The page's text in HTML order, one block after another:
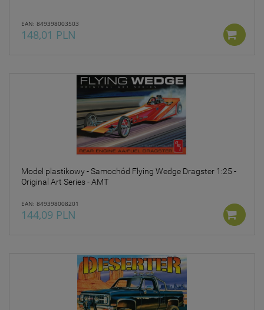
EAN: 849398003503
148,01 PLN
Model plastikowy - Samochód Flying Wedge Dragster 1:25 -
Original Art Series - AMT
EAN: 849398008201
144,09 PLN